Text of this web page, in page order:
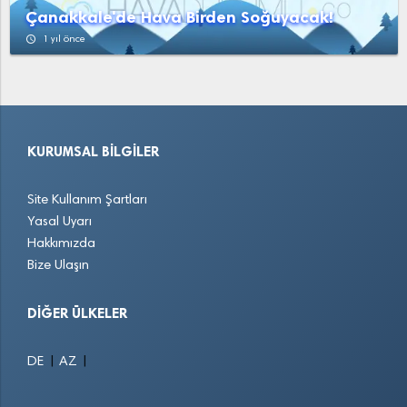
Çanakkale'de Hava Birden Soğuyacak!
access_time 1 yıl önce
KURUMSAL BILGILER
Site Kullanım Şartları
Yasal Uyarı
Hakkımızda
Bize Ulaşın
DIĞER ÜLKELER
DE AZ